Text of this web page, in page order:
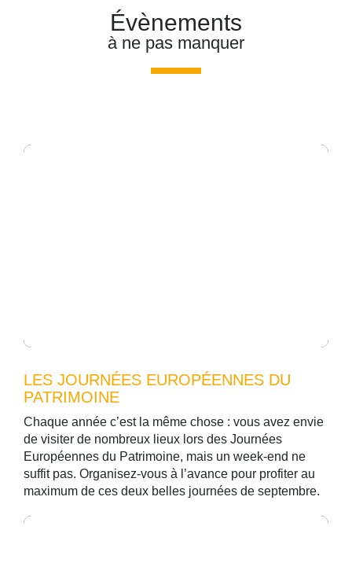
Évènements
à ne pas manquer
LES JOURNÉES EUROPÉENNES DU
PATRIMOINE
Chaque année c’est la même chose : vous avez envie
de visiter de nombreux lieux lors des Journées
Européennes du Patrimoine, mais un week-end ne
suffit pas. Organisez-vous à l’avance pour profiter au
maximum de ces deux belles journées de septembre.